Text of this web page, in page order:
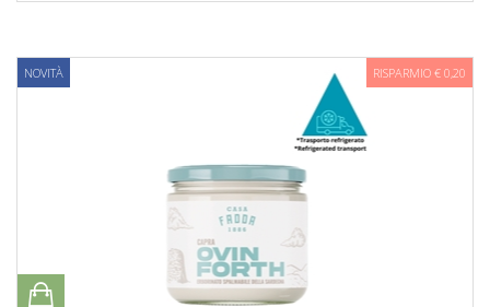
NOVITÀ RISPARMIO € 0,20